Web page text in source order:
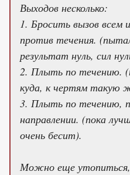
Выходов несколько:
1. Бросить вызов
против течения.
результат нуль, сил
2. Плыть по течению.
куда, к чертям такую
3. Плыть по течению,
направлении. (пока
очень бесит).
Можно еще утопиться,